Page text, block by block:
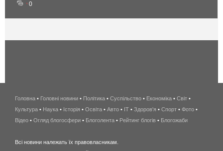
0
беспроводной
интернет
киев
Головна • Головні новини • Політика • Суспільство • Економіка • Світ •
Культура • Наука • Історія • Освіта • Авто • IT • Здоров'я • Спорт • Фото •
Відео • Огляд блогосфери • Блоголента • Рейтинг блогів • Блогожаби
Всі новини належать їх правовласникам.